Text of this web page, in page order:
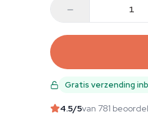
Gratis verzending
4.5/5van 781